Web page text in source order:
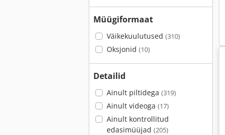
Müügiformaat
Väikekuulutused (310)
Oksjonid (10)
Detailid
Ainult piltidega (319)
Ainult videoga (17)
Ainult kontrollitud
edasimüüjad (205)
Battenfeld